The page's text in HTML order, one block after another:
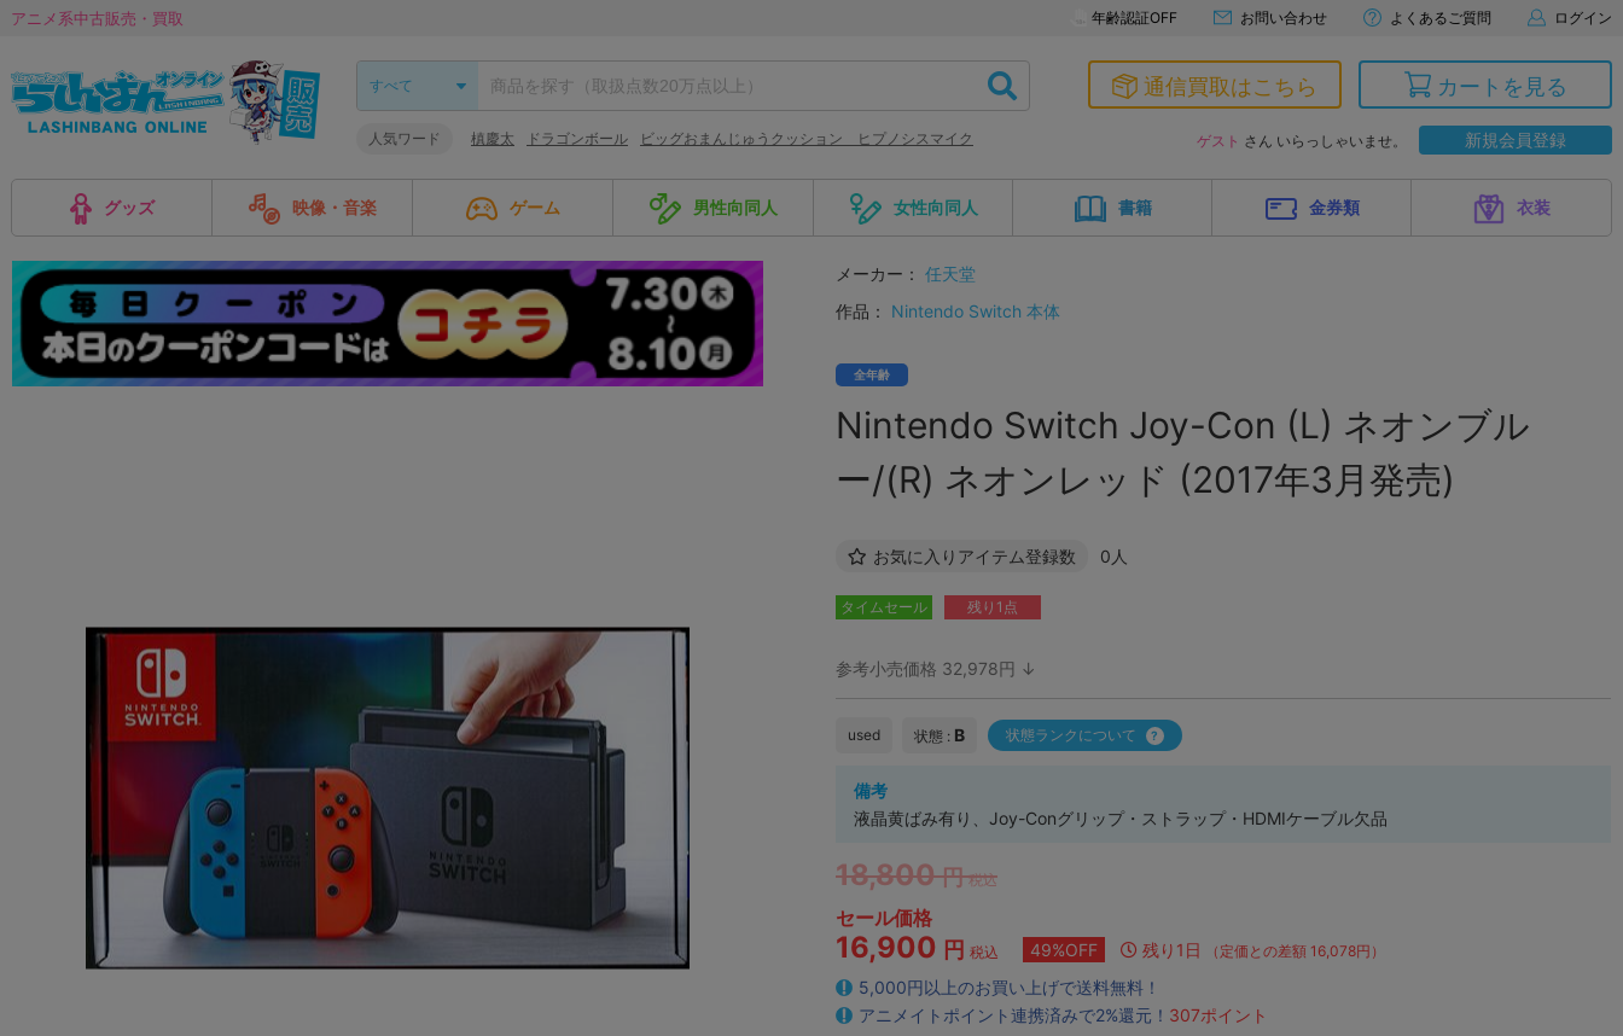
アニメ系中古販売・買取 年齢認証OFF お問い合わせ よくあるご質問 ログイン
人気ワード 槙慶太 ドラゴンボール ビッグおまんじゅうクッション ヒプノシスマイク
通信買取はこちら カートを見る
ゲスト さん いらっしゃいませ。 新規会員登録
グッズ 映像・音楽 ゲーム 男性向同人 女性向同人 書籍 金券類 衣装
メーカー： 任天堂
作品：
Nintendo Switch 本体
全年齢
Nintendo Switch Joy-Con (L) ネオンブル
ー/(R) ネオンレッド (2017年3月発売)
お気に入りアイテム登録数 0人
タイムセール 残り1点
参考小売価格 32,978円 ↓
used 状態 : B 状態ランクについて
備考
液晶黄ばみ有り、Joy-Conグリップ・ストラップ・HDMIケーブル欠品
18,800 円 税込
セール価格
16,900 円 税込 49%OFF 残り1日 （定価との差額 16,078円）
5,000円以上のお買い上げで送料無料！
アニメイトポイント連携済みで2%還元！ 307ポイント